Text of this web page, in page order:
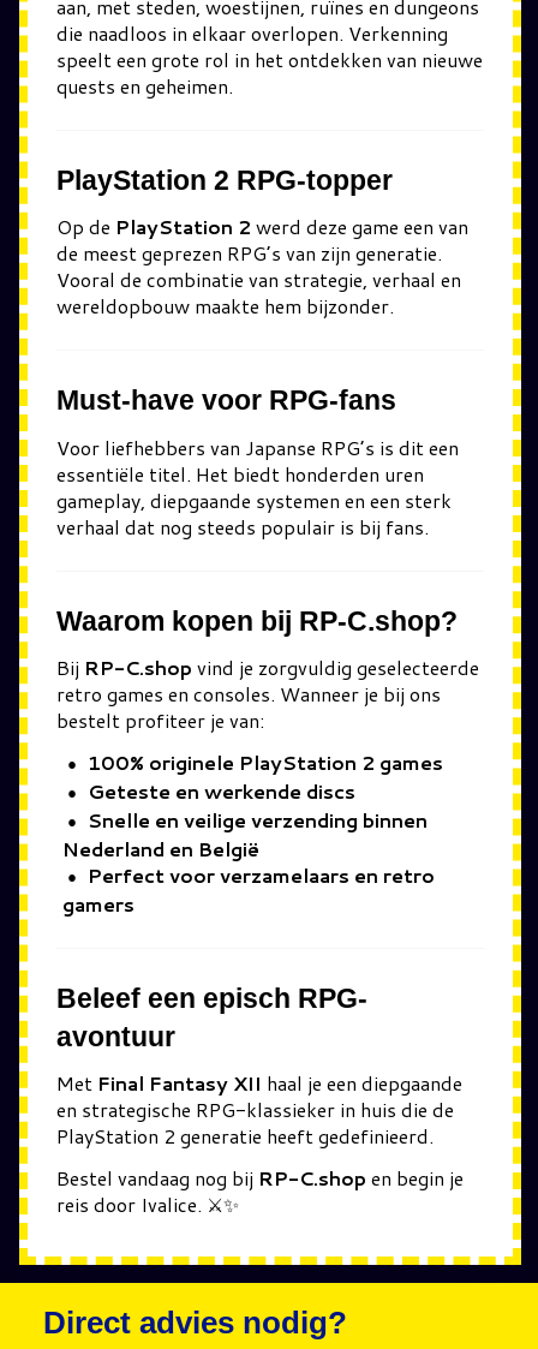
aan, met steden, woestijnen, ruïnes en dungeons
die naadloos in elkaar overlopen. Verkenning
speelt een grote rol in het ontdekken van nieuwe
quests en geheimen.
PlayStation 2 RPG-topper
Op de PlayStation 2 werd deze game een van
de meest geprezen RPG’s van zijn generatie.
Vooral de combinatie van strategie, verhaal en
wereldopbouw maakte hem bijzonder.
Must-have voor RPG-fans
Voor liefhebbers van Japanse RPG’s is dit een
essentiële titel. Het biedt honderden uren
gameplay, diepgaande systemen en een sterk
verhaal dat nog steeds populair is bij fans.
Waarom kopen bij RP-C.shop?
Bij RP-C.shop vind je zorgvuldig geselecteerde
retro games en consoles. Wanneer je bij ons
bestelt profiteer je van:
100% originele PlayStation 2 games
Geteste en werkende discs
Snelle en veilige verzending binnen
Nederland en België
Perfect voor verzamelaars en retro
gamers
Beleef een episch RPG-
avontuur
Met Final Fantasy XII haal je een diepgaande
en strategische RPG-klassieker in huis die de
PlayStation 2 generatie heeft gedefinieerd.
Bestel vandaag nog bij RP-C.shop en begin je
reis door Ivalice. ⚔️✨
Direct advies nodig?